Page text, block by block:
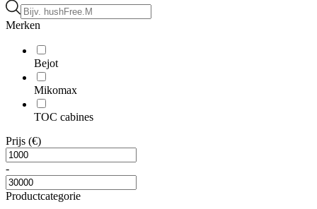
Merken
Bejot
Mikomax
TOC cabines
Prijs (€)
-
Productcategorie